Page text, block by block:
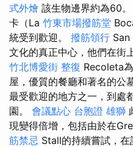
式外燴 該生物邊界約為60。
卡（La 竹東市場撥筋堂
統受到歡迎。 撥筋領行 San
文化的真正中心，他們在街
竹北博愛街 整復 Recoleta
屋，優質的餐廳和著名的公
最受歡迎的地方之一，到處
園。 會議點心 台胞證 雄獅
現變得倍增，包括由於在
筋禁忌 Stall的持續嘗試，